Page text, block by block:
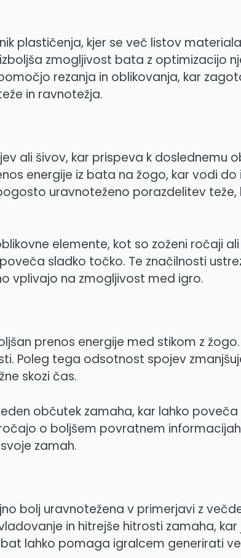
plastičenja, kjer se več listov
zmogljivost bata z optimizacijo
rezanja in oblikovanja, kar
in ravnotežja.
ali šivov, kar prispeva k doslednemu
energije iz bata na žogo, kar vodi do
uravnoteženo porazdelitev teže,
elemente, kot so zoženi ročaji
sladko točko. Te značilnosti
vplivajo na zmogljivost med igro.
prenos energije med stikom z
Poleg tega odsotnost spojev
skozi čas.
občutek zamaha, kar lahko poveča
o boljšem povratnem
zamah.
bolj uravnotežena v primerjavi z
in hitrejše hitrosti zamaha, kar
lahko pomaga igralcem generirati